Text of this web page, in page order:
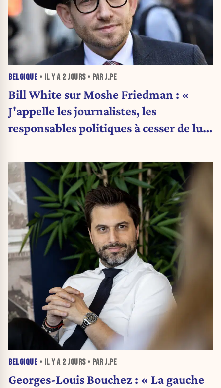
BELGIQUE • IL Y A 2 JOURS• PAR J.PE
Bill White sur Moshe Friedman : «
J'appelle les journalistes, les
responsables politiques à cesser de lui
BELGIQUE • IL Y A 2 JOURS• PAR J.PE
Georges-Louis Bouchez : « La gauche